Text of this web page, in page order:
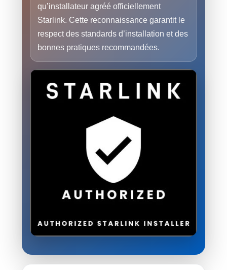
qu’installateur agréé officiellement
Starlink. Cette reconnaissance garantit le
respect des standards d’installation et des
bonnes pratiques recommandées.